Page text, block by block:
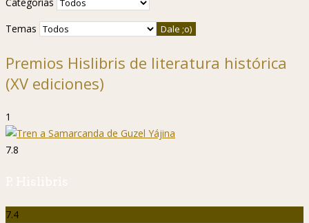
Temas
Premios Hislibris de literatura histórica
(XV ediciones)
1
7.8
P. Hislibris
7.4